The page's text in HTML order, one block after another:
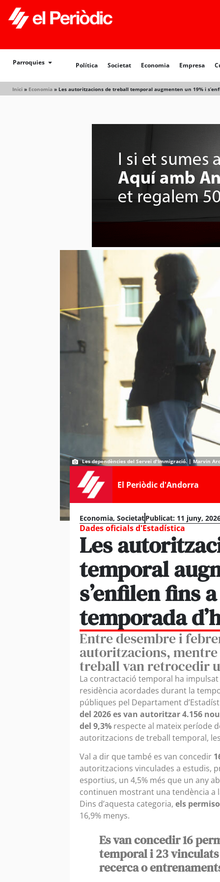
Parroquies Política Societat Economia Empresa
Inici » Economia » Les autoritzacions de treball temporal augmenten un 19% i
Política Societat
Les dependències del Servei d'Immigració. | Marvin
El Periòdic d'Andorra
Economia, SocietatPublicat: 11 juny,
Dades oficials d'Estadística
Les
temporal
s’enfilen fins
temporada
Entre desembre i
autoritzacions,
treball van retrocedir
La contractació temporal ha
residència acordades durant la
públiques pel Departament
del 2026 es van autoritzar 4.156
del 9,3% respecte al mateix període
autoritzacions de treball temporal,
Val a dir que també es van concedir
autoritzacions vinculades a estudis,
esportius, un 4,5% més que un any
continuen mostrant una tendència a
Dins d’aquesta categoria, els
16,9% menys.
Es van concedir 16
temporal i 23
recerca o